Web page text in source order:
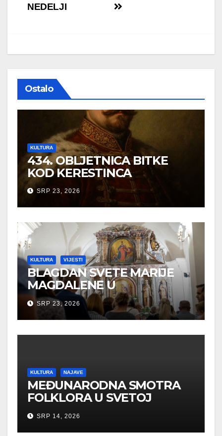
NEDELJI
Ostalo
KULTURA
434. OBLJETNICA BITKE
KOD KERESTINCA
SRP 23, 2026
KULTURA VIJESTI
BLAGDAN SVETE MARIJE
MAGDALENE U
NOVOOBNOVLJENOJ
KAPELI
SRP 23, 2026
KULTURA NAJAVE
MEĐUNARODNA SMOTRA
FOLKLORA U SVETOJ
NEDELJI
SRP 14, 2026